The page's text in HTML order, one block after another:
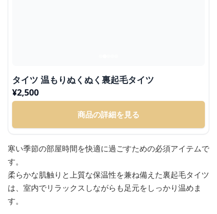
タイツ 温もりぬくぬく裏起毛タイツ
¥2,500
商品の詳細を見る
寒い季節の部屋時間を快適に過ごすための必須アイテムで
す。
柔らかな肌触りと上質な保温性を兼ね備えた裏起毛タイツ
は、室内でリラックスしながらも足元をしっかり温めま
す。